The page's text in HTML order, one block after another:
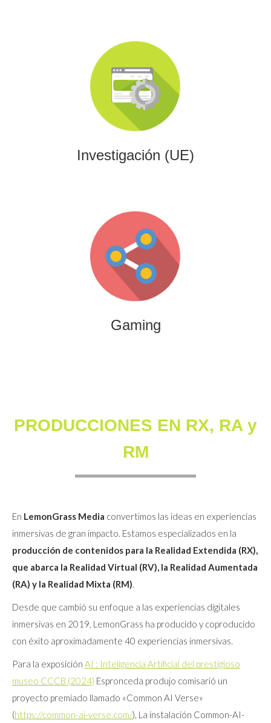
Investigación (UE)
Investigación (UE)
Impulsamos proyectos de I+D+i alineados con programas
europeos, conectando innovación tecnológica con
financiación estratégica.
Gaming
Gaming
Desarrollamos experiencias interactivas y videojuegos
que combinan entretenimiento, innovación y engagement
para marcas y audiencias.
PRODUCCIONES EN RX, RA y
RM
En LemonGrass Media convertimos las ideas en experiencias
inmersivas de gran impacto. Estamos especializados en la
producción de contenidos para la Realidad Extendida (RX),
que abarca la Realidad Virtual (RV), la Realidad Aumentada
(RA) y la Realidad Mixta (RM).
Desde que cambió su enfoque a las experiencias digitales
inmersivas en 2019, LemonGrass ha producido y coproducido
con éxito aproximadamente 40 experiencias inmersivas.
Para la exposición AI : Inteligencia Artificial del prestigioso
museo CCCB (2024) Espronceda produjo comisarió un
proyecto premiado llamado «Common AI Verse»
(https://common-ai-verse.com/), La instalación Common-AI-